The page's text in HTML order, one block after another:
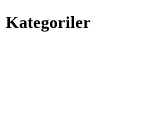
Kategoriler